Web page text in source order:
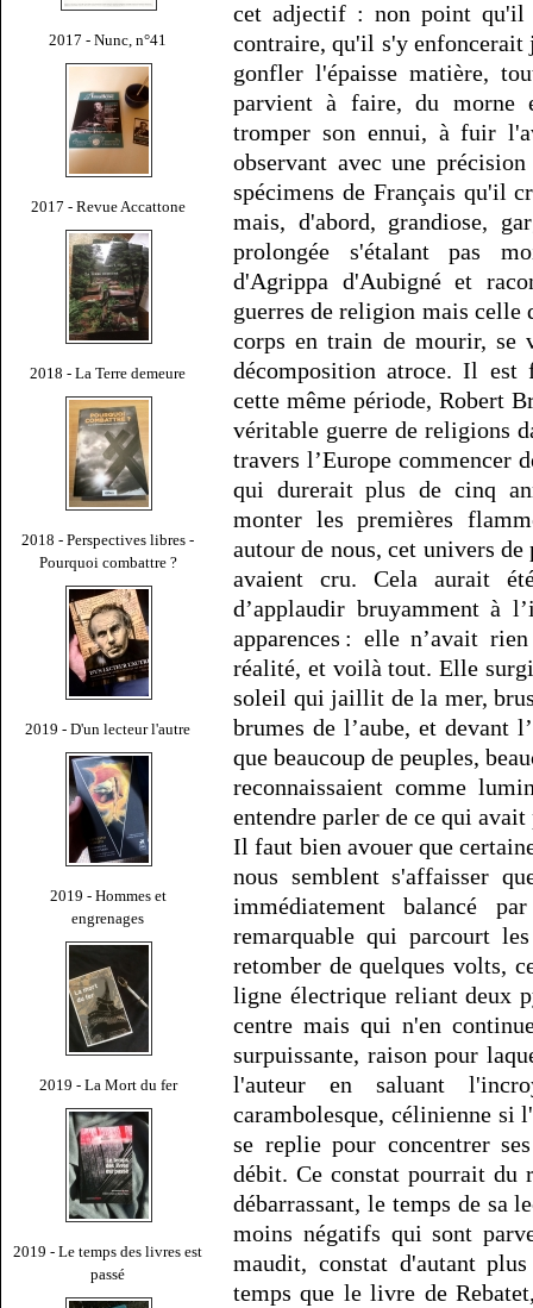
2017 - Nunc, n°41
2017 - Revue Accattone
2018 - La Terre demeure
2018 - Perspectives libres -
Pourquoi combattre ?
2019 - D'un lecteur l'autre
2019 - Hommes et
engrenages
2019 - La Mort du fer
2019 - Le temps des livres est
passé
cet adjectif : non point qu'il
contraire, qu'il s'y enfoncerait
gonfler l'épaisse matière,
parvient à faire, du morne
tromper son ennui, à fuir
observant avec une
spécimens de Français qu'il
mais, d'abord, grandiose,
prolongée s'étalant pas
d'Agrippa d'Aubigné et
guerres de religion mais celle
corps en train de mourir, se
décomposition atroce. Il est
cette même période, Robert
véritable guerre de religions
travers l’Europe commencer
qui durerait plus de cinq
monter les premières
autour de nous, cet univers de
avaient cru. Cela aurait
d’applaudir bruyamment à
apparences : elle n’avait
réalité, et voilà tout. Elle
soleil qui jaillit de la mer,
brumes de l’aube, et devant
que beaucoup de peuples,
reconnaissaient comme
entendre parler de ce qui avait
Il faut bien avouer que
nous semblent s'affaisser
immédiatement balancé
remarquable qui parcourt
retomber de quelques volts,
ligne électrique reliant deux
centre mais qui n'en
surpuissante, raison pour
l'auteur en saluant
carambolesque, célinienne si
se replie pour concentrer
débit. Ce constat pourrait du
débarrassant, le temps de sa
moins négatifs qui sont
maudit, constat d'autant
temps que le livre de